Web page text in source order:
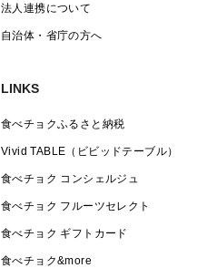
法人連携について
自治体・省庁の方へ
LINKS
食べチョクふるさと納税
Vivid TABLE（ビビッドテーブル）
食べチョク コンシェルジュ
食べチョク フルーツセレクト
食べチョク ギフトカード
食べチョク&more